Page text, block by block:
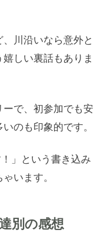
、川沿いなら意外と
しい裏話もありま
で、初参加でも安
のも印象的です。
」という書き込み
います。
別の感想